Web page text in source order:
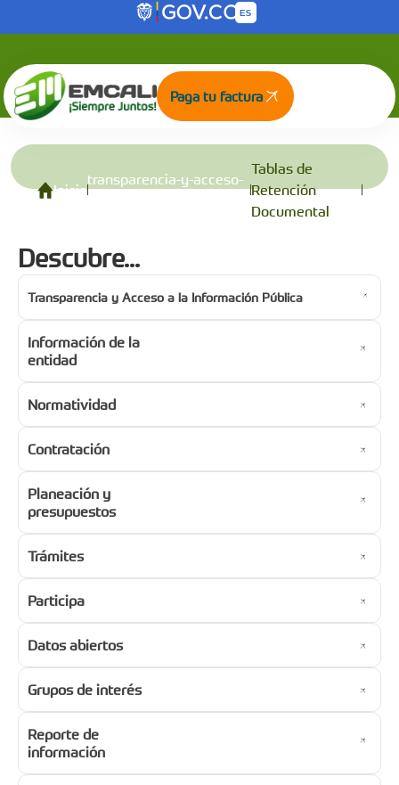
Saltar al contenido principal
Tablas de Retención Documental
Paga tu factura
Inicio
transparencia-y-acceso-
a-la-informacion-publica
Tablas de
Retención
Documental
Descubre...
Transparencia y Acceso a la Información Pública
Información de la
entidad
Normatividad
Contratación
Planeación y
presupuestos
Trámites
Participa
Datos abiertos
Grupos de interés
Reporte de
información